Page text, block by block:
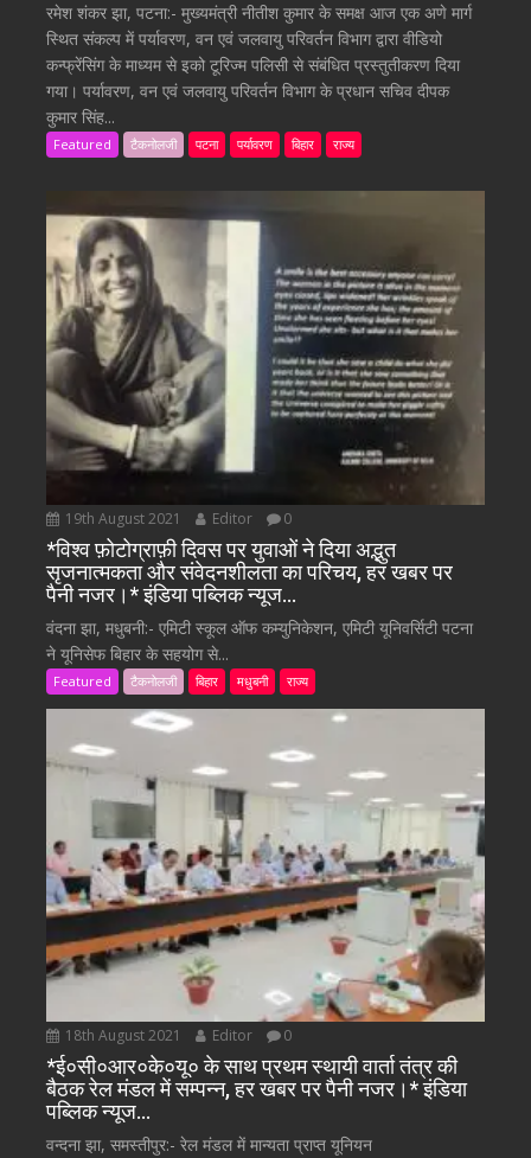
रमेश शंकर झा, पटना:- मुख्यमंत्री नीतीश कुमार के समक्ष आज एक अणे मार्ग
स्थित संकल्प में पर्यावरण, वन एवं जलवायु परिवर्तन विभाग द्वारा वीडियो
कन्फ्रेंसिंग के माध्यम से इको टूरिज्म पलिसी से संबंधित प्रस्तुतीकरण दिया
गया। पर्यावरण, वन एवं जलवायु परिवर्तन विभाग के प्रधान सचिव दीपक
कुमार सिंह...
Featured टैकनोलजी पटना पर्यावरण बिहार राज्य
19th August 2021 Editor 0
*विश्व फ़ोटोग्राफ़ी दिवस पर युवाओं ने दिया अद्भुत
सृजनात्मकता और संवेदनशीलता का परिचय, हर खबर पर
पैनी नजर।* इंडिया पब्लिक न्यूज…
वंदना झा, मधुबनी:- एमिटी स्कूल ऑफ कम्युनिकेशन, एमिटी यूनिवर्सिटी पटना
ने यूनिसेफ बिहार के सहयोग से...
Featured टैकनोलजी बिहार मधुबनी राज्य
18th August 2021 Editor 0
*ई०सी०आर०के०यू० के साथ प्रथम स्थायी वार्ता तंत्र की
बैठक रेल मंडल में सम्पन्न, हर खबर पर पैनी नजर।* इंडिया
पब्लिक न्यूज…
वन्दना झा, समस्तीपुर:- रेल मंडल में मान्यता प्राप्त यूनियन